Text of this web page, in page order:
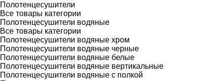
Полотенцесушители
Все товары категории
Полотенцесушители водяные
Все товары категории
Полотенцесушители водяные хром
Полотенцесушители водяные черные
Полотенцесушители водяные белые
Полотенцесушители водяные вертикальные
Полотенцесушители водяные с полкой